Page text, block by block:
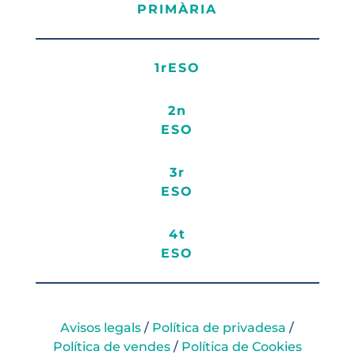
PRIMÀRIA
1rESO
2n
ESO
3r
ESO
4t
ESO
Avisos legals / Política de privadesa /
Política de vendes/ Política de Cookies